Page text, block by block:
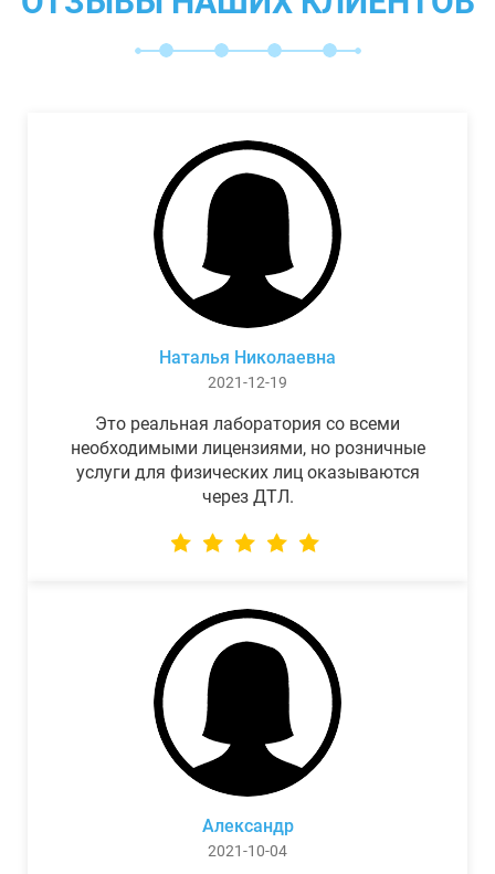
Наталья Николаевна
2021-12-19
Это реальная лаборатория со всеми
необходимыми лицензиями, но розничные
услуги для физических лиц оказываются
через ДТЛ.
Александр
2021-10-04